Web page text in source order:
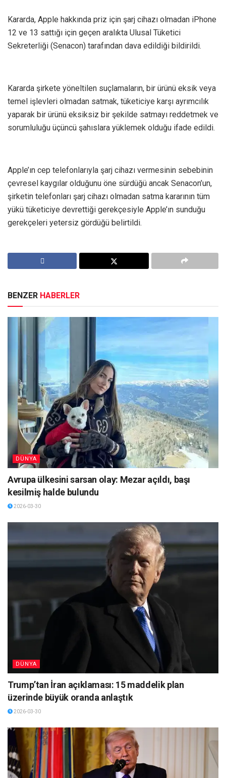
Kararda, Apple hakkında priz için şarj cihazı olmadan iPhone
12 ve 13 sattığı için geçen aralıkta Ulusal Tüketici
Sekreterliği (Senacon) tarafından dava edildiği bildirildi.
Kararda şirkete yöneltilen suçlamaların, bir ürünü eksik veya
temel işlevleri olmadan satmak, tüketiciye karşı ayrımcılık
yaparak bir ürünü eksiksiz bir şekilde satmayı reddetmek ve
sorumluluğu üçüncü şahıslara yüklemek olduğu ifade edildi.
Apple’ın cep telefonlarıyla şarj cihazı vermesinin sebebinin
çevresel kaygılar olduğunu öne sürdüğü ancak Senacon’un,
şirketin telefonları şarj cihazı olmadan satma kararının tüm
yükü tüketiciye devrettiği gerekçesiyle Apple’ın sunduğu
gerekçeleri yetersiz gördüğü belirtildi.
BENZER HABERLER
DÜNYA
Avrupa ülkesini sarsan olay: Mezar açıldı, başı
kesilmiş halde bulundu
2026-03-30
DÜNYA
Trump’tan İran açıklaması: 15 maddelik plan
üzerinde büyük oranda anlaştık
2026-03-30